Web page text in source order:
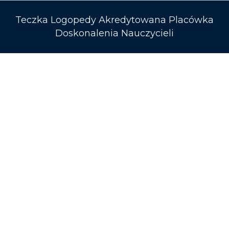
Teczka Logopedy Akredytowana Placówka
Doskonalenia Nauczycieli